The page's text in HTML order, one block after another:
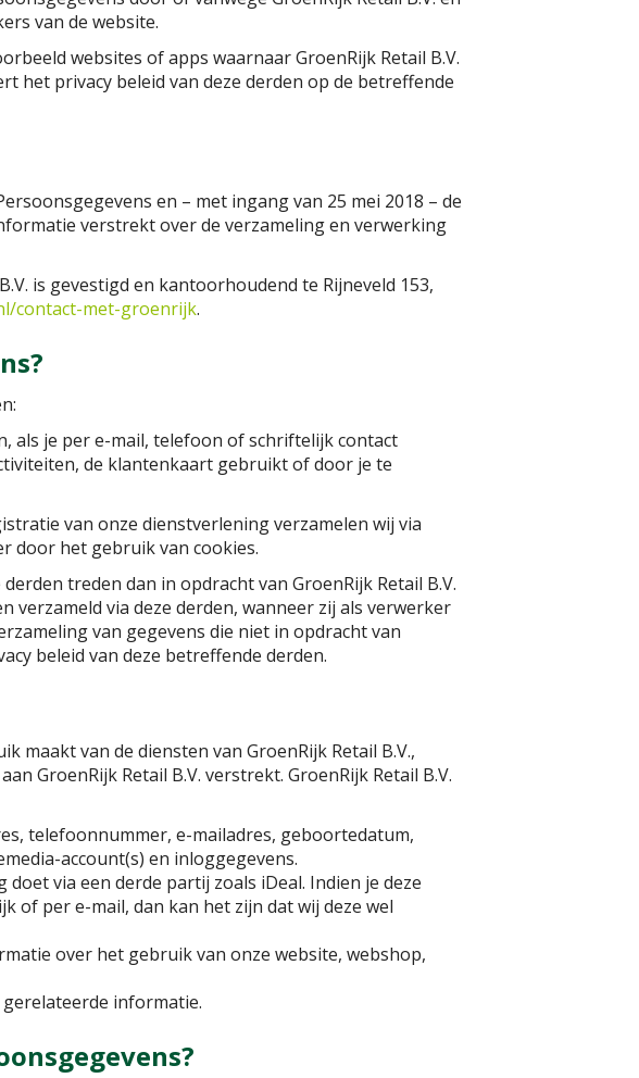
van de website.
websites of apps waarnaar GroenRijk Retail B.V.
het privacy beleid van deze derden op de betreffende
en – met ingang van 25 mei 2018 – de
verstrekt over de verzameling en verwerking
is gevestigd en kantoorhoudend te Rijneveld 153,
contact-met-groenrijk.
als je per e-mail, telefoon of schriftelijk contact
de klantenkaart gebruikt of door je te
van onze dienstverlening verzamelen wij via
door het gebruik van cookies.
treden dan in opdracht van GroenRijk Retail B.V.
verzameld via deze derden, wanneer zij als verwerker
van gegevens die niet in opdracht van
beleid van deze betreffende derden.
maakt van de diensten van GroenRijk Retail B.V.,
GroenRijk Retail B.V. verstrekt. GroenRijk Retail B.V.
telefoonnummer, e-mailadres, geboortedatum,
account(s) en inloggegevens.
via een derde partij zoals iDeal. Indien je deze
of per e-mail, dan kan het zijn dat wij deze wel
over het gebruik van onze website, webshop,
gerelateerde informatie.